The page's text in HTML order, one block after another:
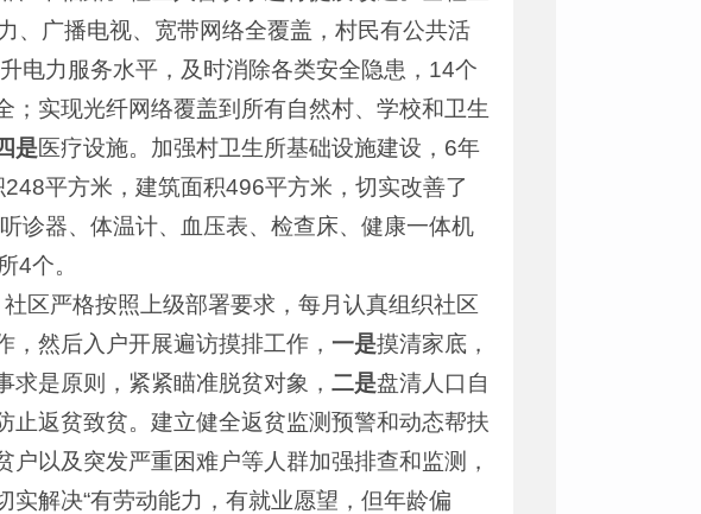
、广播电视、宽带网络全覆盖，村民有公共活
电力服务水平，及时消除各类安全隐患，14个
实现光纤网络覆盖到所有自然村、学校和卫生
是医疗设施。加强村卫生所基础设施建设，6年
平方米，建筑面积496平方米，切实改善了
诊器、体温计、血压表、检查床、健康一体机
4个。
区严格按照上级部署要求，每月认真组织社区
然后入户开展遍访摸排工作， 一是摸清家底，
是原则，紧紧瞄准脱贫对象， 二是盘清人口自
止返贫致贫。建立健全返贫监测预警和动态帮扶
以及突发严重困难户等人群加强排查和监测，
解决“有劳动能力，有就业愿望，但年龄偏